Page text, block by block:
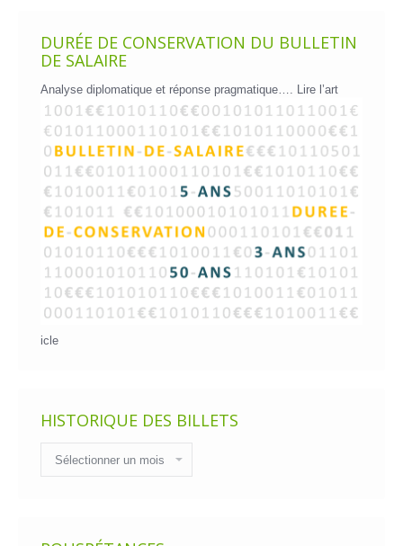
DURÉE DE CONSERVATION DU BULLETIN
DE SALAIRE
Analyse diplomatique et réponse pragmatique…. Lire l’art
icle
HISTORIQUE DES BILLETS
des
billets